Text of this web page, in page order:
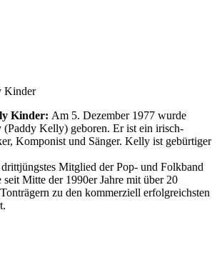
Kinder
Kinder: Am 5. Dezember 1977 wurde
Kelly) geboren. Er ist ein irisch-
Komponist und Sänger. Kelly ist gebürtiger
Mitglied der Pop- und Folkband
Mitte der 1990er Jahre mit über 20
zu den kommerziell erfolgreichsten